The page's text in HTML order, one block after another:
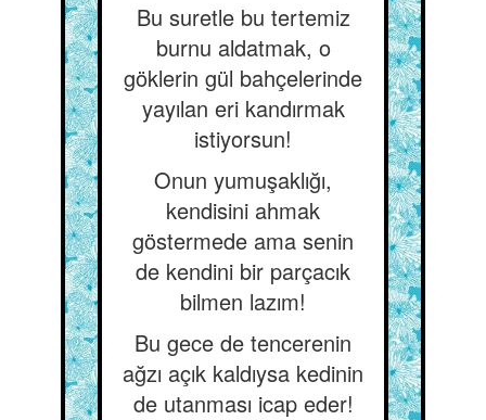
Bu suretle bu tertemiz
burnu aldatmak, o
göklerin gül bahçelerinde
yayılan eri kandırmak
istiyorsun!
Onun yumuşaklığı,
kendisini ahmak
göstermede ama senin
de kendini bir parçacık
bilmen lazım!
Bu gece de tencerenin
ağzı açık kaldıysa kedinin
de utanması icap eder!